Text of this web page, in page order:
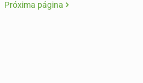
Próxima página